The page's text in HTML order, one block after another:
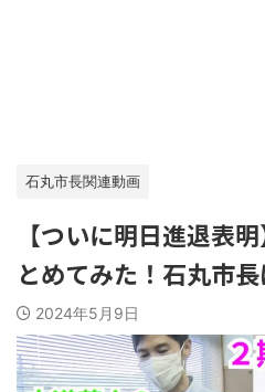
石丸市長関連動画
【ついに明日進退表
とめてみた！石丸市
2024年5月9日